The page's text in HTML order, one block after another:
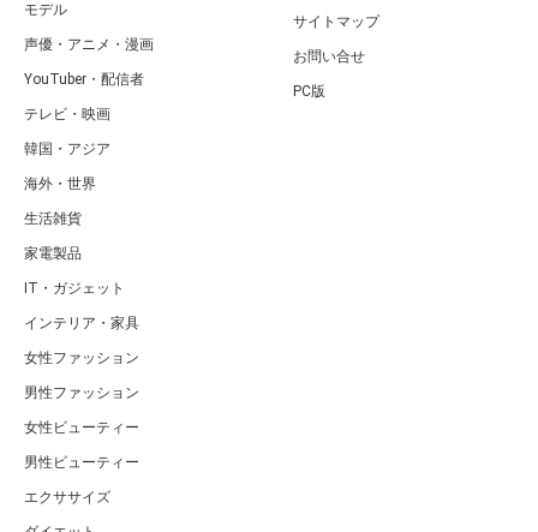
モデル
声優・アニメ・漫画
YouTuber・配信者
テレビ・映画
韓国・アジア
海外・世界
生活雑貨
家電製品
IT・ガジェット
インテリア・家具
女性ファッション
男性ファッション
女性ビューティー
男性ビューティー
エクササイズ
サイトマップ
お問い合せ
PC版